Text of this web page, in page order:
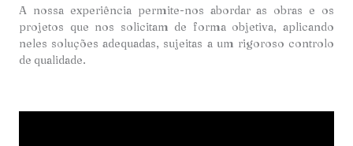
A nossa experiência permite-nos abordar as obras e os
projetos que nos solicitam de forma objetiva, aplicando
neles soluções adequadas, sujeitas a um rigoroso controlo
de qualidade.